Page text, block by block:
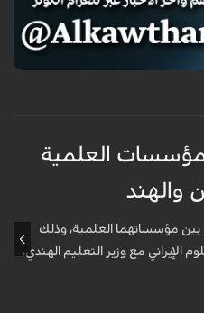
العلمية
والهند
بين مؤسساتهما العلمية، وذلك
الإيراني مع وزير التعليم الهندي،